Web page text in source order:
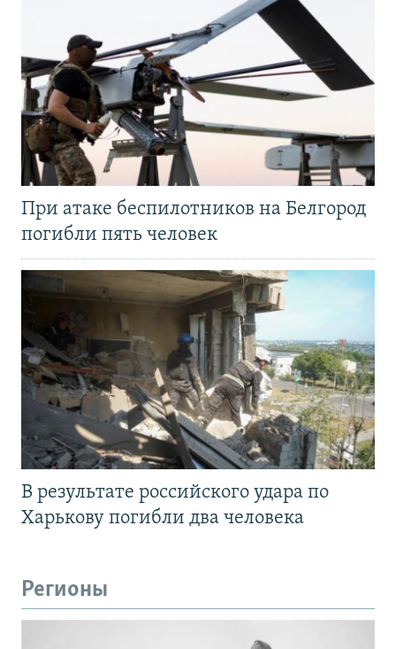
При атаке беспилотников на Белгород
погибли пять человек
В результате российского удара по
Харькову погибли два человека
Регионы